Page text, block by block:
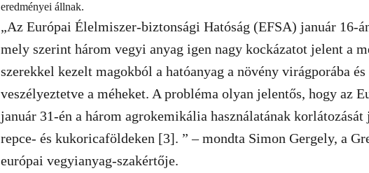
eredményei állnak.
„Az Európai Élelmiszer-biztonsági Hatóság (EFSA) január 16-
mely szerint három vegyi anyag igen nagy kockázatot jelent a
szerekkel kezelt magokból a hatóanyag a növény virágporába
veszélyeztetve a méheket. A probléma olyan jelentős, hogy az
január 31-én a három agrokemikália használatának
repce- és kukoricaföldeken [3]. ” – mondta Simon Gergely, a
európai vegyianyag-szakértője.